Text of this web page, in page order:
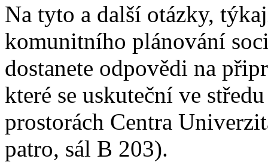
Na tyto a další otázky,
komunitního plánování
dostanete odpovědi na
které se uskuteční ve
prostorách Centra
patro, sál B 203).